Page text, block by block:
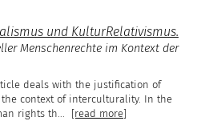
und KulturRelativismus.
Menschenrechte im Kontext der
deals with the justification of
context of interculturality. In the
rights th... [read more]